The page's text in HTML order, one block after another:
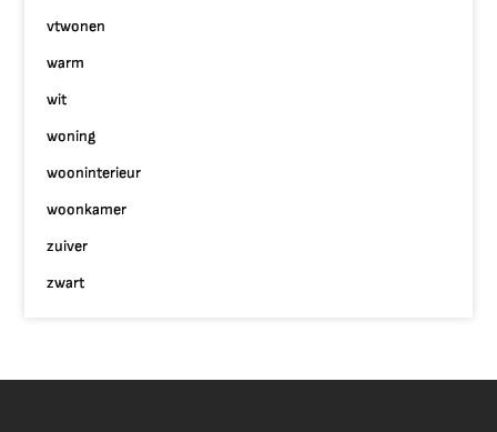
vtwonen
warm
wit
woning
wooninterieur
woonkamer
zuiver
zwart